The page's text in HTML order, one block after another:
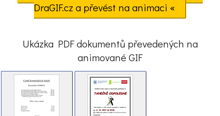
DraGIF.cz a převést na animaci «
Ukázka PDF dokumentů převedených na
animované GIF